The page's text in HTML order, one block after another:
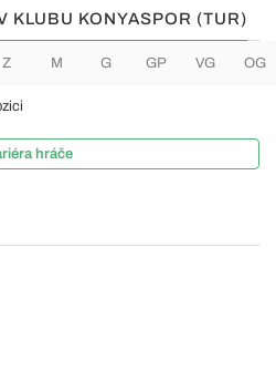
KLUBU KONYASPOR (TUR)
Z M G GP VG OG
hráče